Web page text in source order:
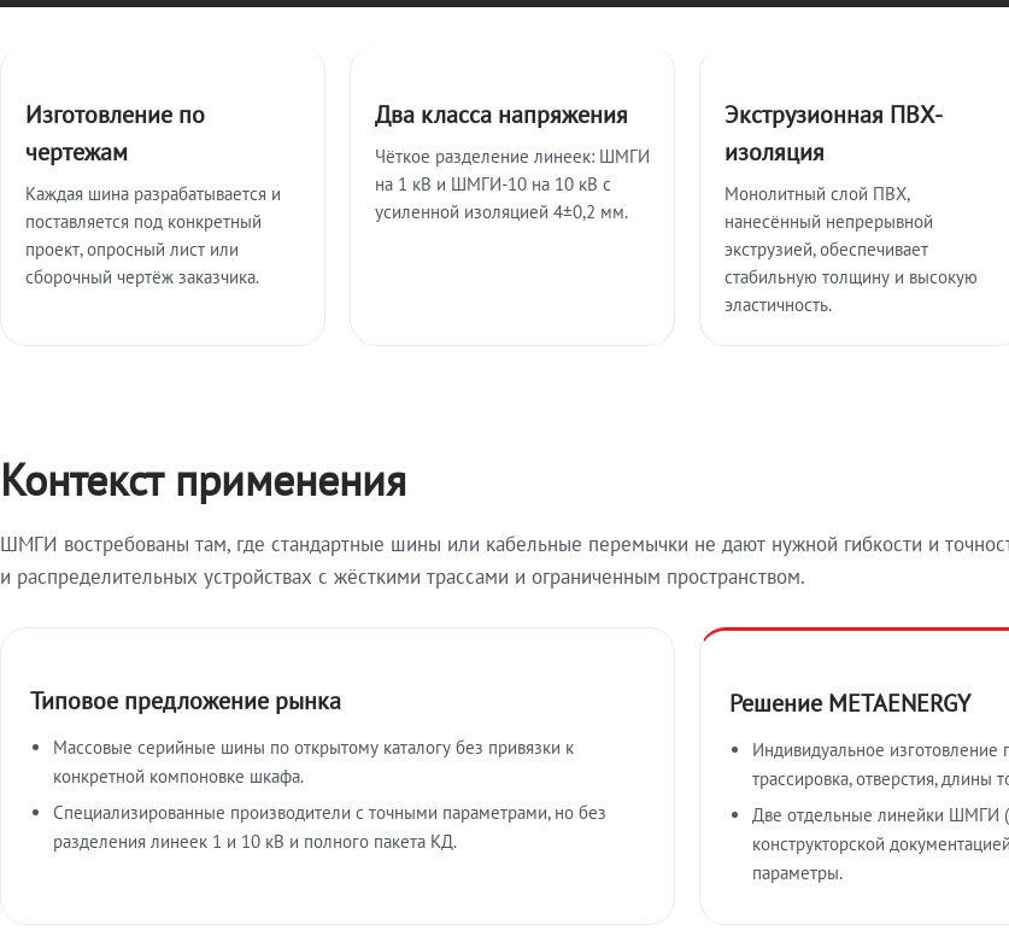
Изготовление по
чертежам
Каждая шина разрабатывается и
поставляется под конкретный
проект, опросный лист или
сборочный чертёж заказчика.
Два класса напряжения
Чёткое разделение линеек: ШМГИ
на 1 кВ и ШМГИ-10 на 10 кВ с
усиленной изоляцией 4±0,2 мм.
Экструзионная ПВХ-
изоляция
Монолитный слой ПВХ,
нанесённый непрерывной
экструзией, обеспечивает
стабильную толщину и высокую
эластичность.
Контекст применения
ШМГИ востребованы там, где стандартные шины или кабельные перемычки не дают нужной гибкости и
и распределительных устройствах с жёсткими трассами и ограниченным пространством.
Типовое предложение рынка
Массовые серийные шины по открытому каталогу без привязки к
конкретной компоновке шкафа.
Специализированные производители с точными параметрами, но без
разделения линеек 1 и 10 кВ и полного пакета КД.
Решение METAENERGY
Индивидуальное
трассировка, отверстия, длины
Две отдельные линейки ШМГИ
конструкторской
параметры.